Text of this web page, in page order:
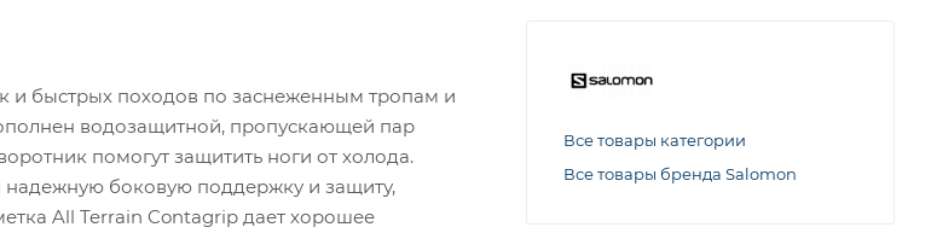
и быстрых походов по заснеженным тропам и
водозащитной, пропускающей пар
помогут защитить ноги от холода.
надежную боковую поддержку и защиту,
All Terrain Contagrip дает хорошее
Все товары категории
Все товары бренда Salomon